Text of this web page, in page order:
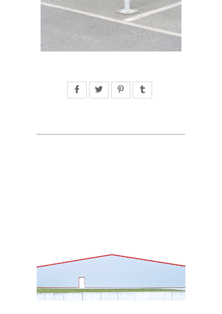
FacebookTwitter Pinterest